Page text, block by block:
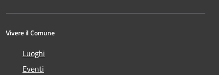
Vivere il Comune
Luoghi
Eventi